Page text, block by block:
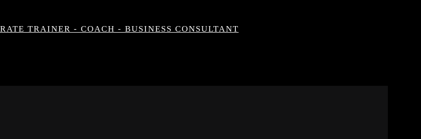
TRAINER - COACH - BUSINESS CONSULTANT